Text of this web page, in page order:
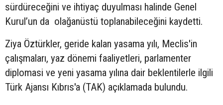
sürdüreceğini ve ihtiyaç duyulması halinde Genel
Kurul’un da olağanüstü toplanabileceğini kaydetti.
Ziya Öztürkler, geride kalan yasama yılı, Meclis'in
çalışmaları, yaz dönemi faaliyetleri, parlamenter
diplomasi ve yeni yasama yılına dair beklentilerle ilgili
Türk Ajansı Kıbrıs'a (TAK) açıklamada bulundu.